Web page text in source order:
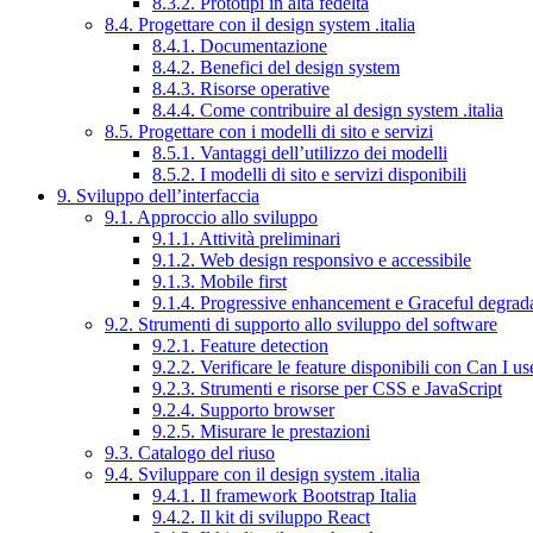
8.4. Progettare con il design system .italia
8.4.1. Documentazione
8.4.2. Benefici del design system
8.4.3. Risorse operative
8.4.4. Come contribuire al design system .italia
8.5. Progettare con i modelli di sito e servizi
8.5.1. Vantaggi dell’utilizzo dei modelli
8.5.2. I modelli di sito e servizi disponibili
9. Sviluppo dell’interfaccia
9.1. Approccio allo sviluppo
9.1.1. Attività preliminari
9.1.2. Web design responsivo e accessibile
9.1.3. Mobile first
9.1.4. Progressive enhancement e Graceful
9.2. Strumenti di supporto allo sviluppo del software
9.2.1. Feature detection
9.2.2. Verificare le feature disponibili con Can I
9.2.3. Strumenti e risorse per CSS e JavaScript
9.2.4. Supporto browser
9.2.5. Misurare le prestazioni
9.3. Catalogo del riuso
9.4. Sviluppare con il design system .italia
9.4.1. Il framework Bootstrap Italia
9.4.2. Il kit di sviluppo React